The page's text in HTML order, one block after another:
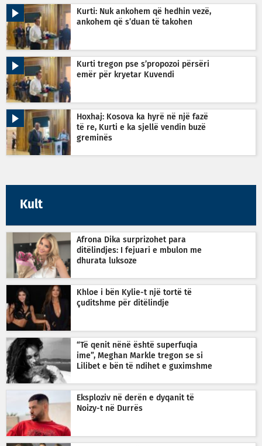
Kurti: Nuk ankohem që hedhin vezë,
ankohem që s’duan të takohen
Kurti tregon pse s’propozoi përsëri
emër për kryetar Kuvendi
Hoxhaj: Kosova ka hyrë në një fazë
të re, Kurti e ka sjellë vendin buzë
greminës
Kult
Afrona Dika surprizohet para
ditëlindjes: I fejuari e mbulon me
dhurata luksoze
Khloe i bën Kylie-t një tortë të
çuditshme për ditëlindje
“Të qenit nënë është superfuqia
ime”, Meghan Markle tregon se si
Lilibet e bën të ndihet e guximshme
Eksploziv në derën e dyqanit të
Noizy-t në Durrës